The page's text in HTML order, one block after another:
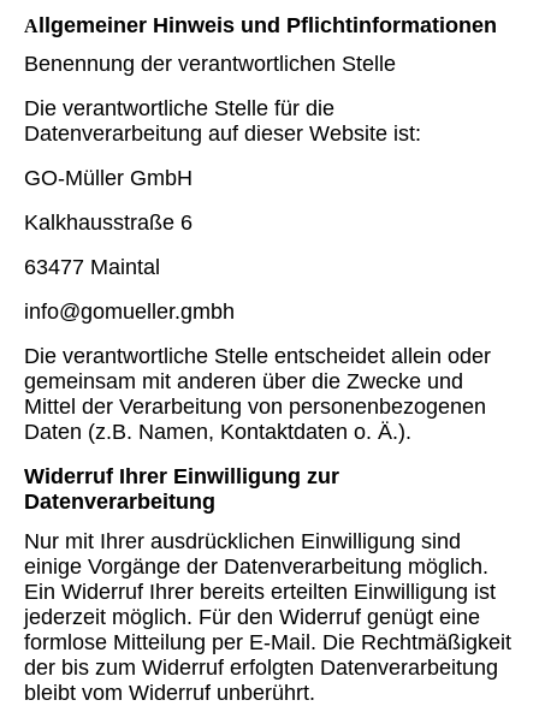
A
llgemeiner Hinweis und Pflichtinformationen
Benennung der verantwortlichen Stelle
Die verantwortliche Stelle für die
Datenverarbeitung auf dieser Website ist:
GO-Müller GmbH
Kalkhausstraße 6
63477 Maintal
info@gomueller.gmbh
Die verantwortliche Stelle entscheidet allein oder
gemeinsam mit anderen über die Zwecke und
Mittel der Verarbeitung von personenbezogenen
Daten (z.B. Namen, Kontaktdaten o. Ä.).
Widerruf Ihrer Einwilligung zur
Datenverarbeitung
Nur mit Ihrer ausdrücklichen Einwilligung sind
einige Vorgänge der Datenverarbeitung möglich.
Ein Widerruf Ihrer bereits erteilten Einwilligung ist
jederzeit möglich. Für den Widerruf genügt eine
formlose Mitteilung per E-Mail. Die Rechtmäßigkeit
der bis zum Widerruf erfolgten Datenverarbeitung
bleibt vom Widerruf unberührt.